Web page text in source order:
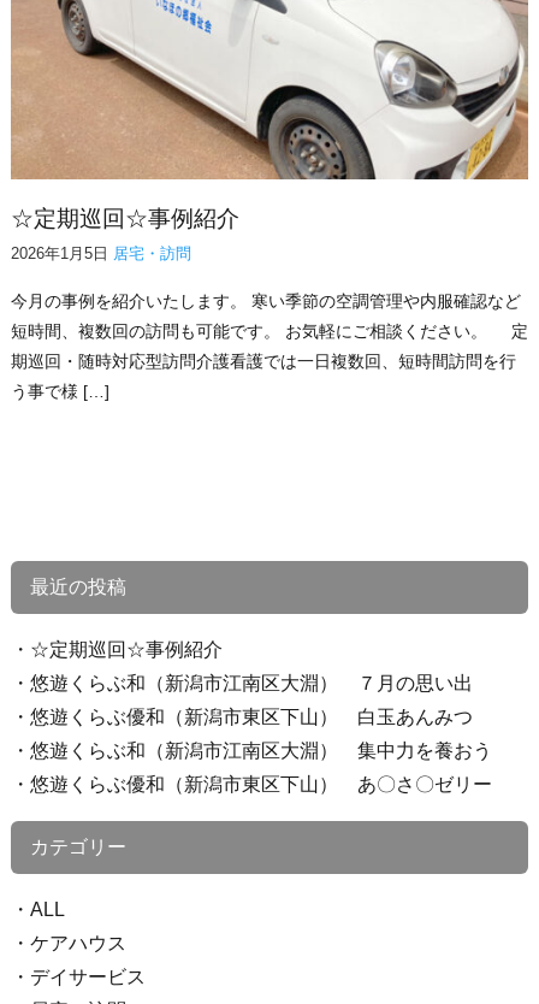
☆定期巡回☆事例紹介
2026年1月5日 居宅・訪問
今月の事例を紹介いたします。 寒い季節の空調管理や内服確認など
短時間、複数回の訪問も可能です。 お気軽にご相談ください。 定
期巡回・随時対応型訪問介護看護では一日複数回、短時間訪問を行
う事で様 […]
最近の投稿
☆定期巡回☆事例紹介
悠遊くらぶ和（新潟市江南区大淵） ７月の思い出
悠遊くらぶ優和（新潟市東区下山） 白玉あんみつ
悠遊くらぶ和（新潟市江南区大淵） 集中力を養おう
悠遊くらぶ優和（新潟市東区下山） あ〇さ〇ゼリー
カテゴリー
ALL
ケアハウス
デイサービス